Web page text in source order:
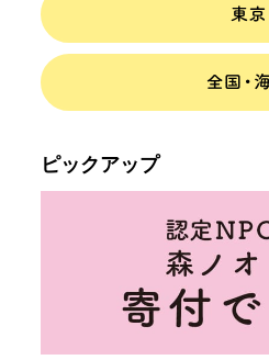
ピックアップ